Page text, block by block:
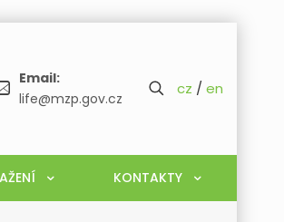
Email:
life@mzp.gov.cz
cz / en
KONTAKTY